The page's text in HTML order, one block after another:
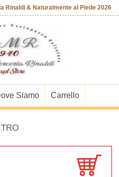
Rinaldi & Naturalmente al Piede 2026
Siamo Carrello